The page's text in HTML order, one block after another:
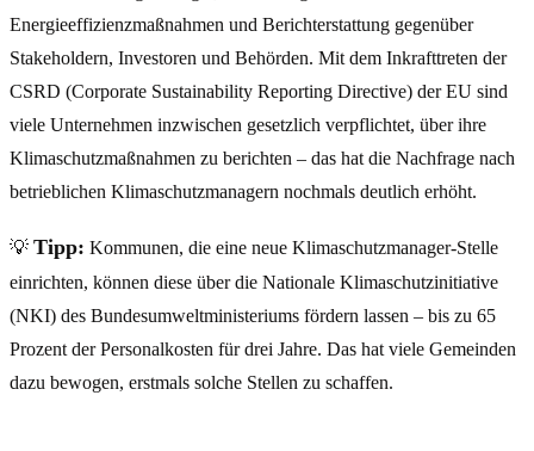
Energieeffizienzmaßnahmen und Berichterstattung gegenüber
Stakeholdern, Investoren und Behörden. Mit dem Inkrafttreten der
CSRD (Corporate Sustainability Reporting Directive) der EU sind
viele Unternehmen inzwischen gesetzlich verpflichtet, über ihre
Klimaschutzmaßnahmen zu berichten – das hat die Nachfrage nach
betrieblichen Klimaschutzmanagern nochmals deutlich erhöht.
💡 Tipp: Kommunen, die eine neue Klimaschutzmanager-Stelle
einrichten, können diese über die Nationale Klimaschutzinitiative
(NKI) des Bundesumweltministeriums fördern lassen – bis zu 65
Prozent der Personalkosten für drei Jahre. Das hat viele Gemeinden
dazu bewogen, erstmals solche Stellen zu schaffen.